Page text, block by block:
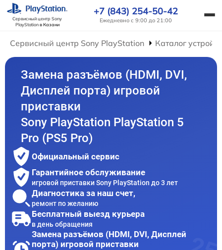
Сервисный центр Sony
PlayStationв Казани
+7 (843) 254-50-42
Ежедневно с 9:00 до 21:00
Сервисный центр Sony PlayStation Каталог
Замена разъёмов (HDMI, DVI,
Дисплей порта) игровой
приставки
Sony PlayStation PlayStation 5
Pro (PS5 Pro)
Официальный сервис
Гарантийное обслуживание
игровой приставки Sony PlayStation до 3 лет
Диагностика за наш счет,
ремонт по желанию
Бесплатный выезд курьера
в день обращения
Замена разъёмов (HDMI, DVI, Дисплей
порта) игровой приставки